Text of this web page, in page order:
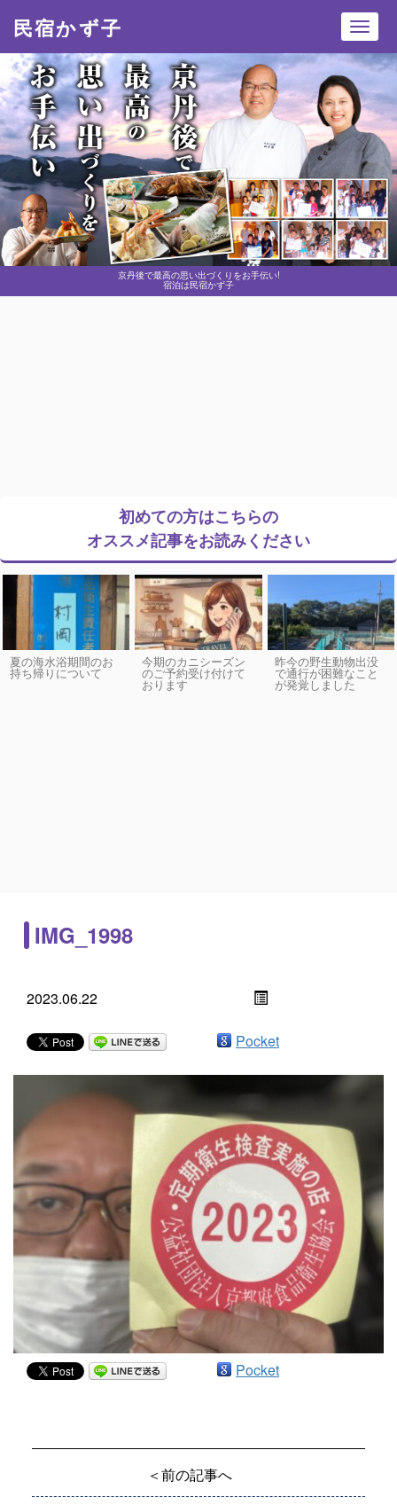
京丹後で最高の思い出づくりをお手伝い!
宿泊は民宿かず子
民宿かず子
初めての方はこちらの
オススメ記事をお読みください
夏の海水浴期間のお
持ち帰りについて
今期のカニシーズン
のご予約受け付けて
おります
昨今の野生動物出没
で通行が困難なこと
が発覚しました
IMG_1998
2023.06.22
Pocket
Pocket
＜前の記事へ